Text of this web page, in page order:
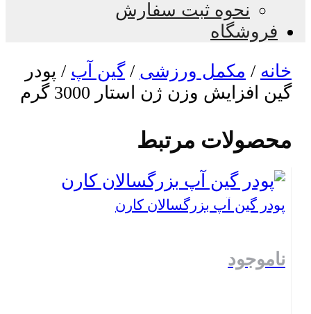
نحوه ثبت سفارش
فروشگاه
خانه / مکمل ورزشی /گین آپ / پودر
گین افزایش وزن ژن استار 3000 گرم
محصولات مرتبط
پودر گین آپ بزرگسالان کارن
ناموجود